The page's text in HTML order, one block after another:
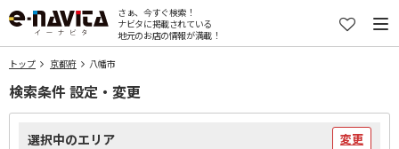
さぁ、今すぐ検索！
ナビタに掲載されている
地元のお店の情報が満載！
トップ 京都府 八幡市
検索条件 設定・変更
選択中のエリア 変更